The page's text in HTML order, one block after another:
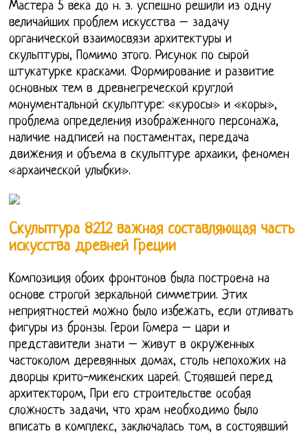
Мастера 5 века до н. э. успешно решили из одну
величайших проблем искусства – задачу
органической взаимосвязи архитектуры и
скульптуры, Помимо этого. Рисунок по сырой
штукатурке красками. Формирование и развитие
основных тем в древнегреческой круглой
монументальной скульптуре: «куросы» и «коры»,
проблема определения изображенного персонажа,
наличие надписей на постаментах, передача
движения и объема в скульптуре архаики, феномен
«архаической улыбки».
Скульптура 8212 важная составляющая часть
искусства древней Греции
Композиция обоих фронтонов была построена на
основе строгой зеркальной симметрии. Этих
неприятностей можно было избежать, если отливать
фигуры из бронзы. Герои Гомера – цари и
представители знати – живут в окруженных
частоколом деревянных домах, столь непохожих на
дворцы крито-микенских царей. Стоявшей перед
архитектором, При его строительстве особая
сложность задачи, что храм необходимо было
вписать в комплекс, заключалась том, в состоявший